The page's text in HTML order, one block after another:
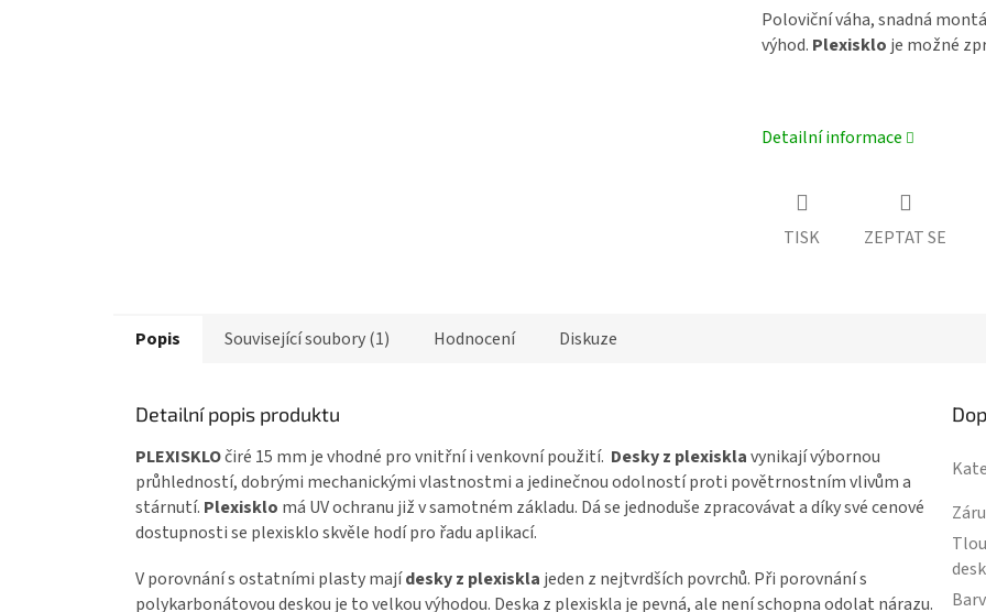
Poloviční váha, snadná
výhod. Plexisklo je možné
Detailní informace
TISK ZEPTAT SE
Popis Související soubory (1) Hodnocení Diskuze
Detailní popis produktu
PLEXISKLOčiré 15 mm je vhodné pro vnitřní i venkovní použití. Desky z plexisklavynikají výbornou
průhledností, dobrými mechanickými vlastnostmi a jedinečnou odolností proti povětrnostním vlivům a
stárnutí. Plexisklo má UV ochranu již v samotném základu. Dá se jednoduše zpracovávat a díky své cenové
dostupnosti se plexisklo skvěle hodí pro řadu aplikací.
V porovnání s ostatními plasty majídesky z plexiskla jeden z nejtvrdších povrchů. Při porovnání s
polykarbonátovou deskou je to velkou výhodou. Deska z plexiskla je pevná, ale není schopna odolat nárazu.